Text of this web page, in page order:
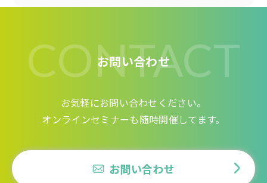
CONTACT
お問い合わせ
お気軽にお問い合わせください。
オンラインセミナーも随時開催してます。
お問い合わせ